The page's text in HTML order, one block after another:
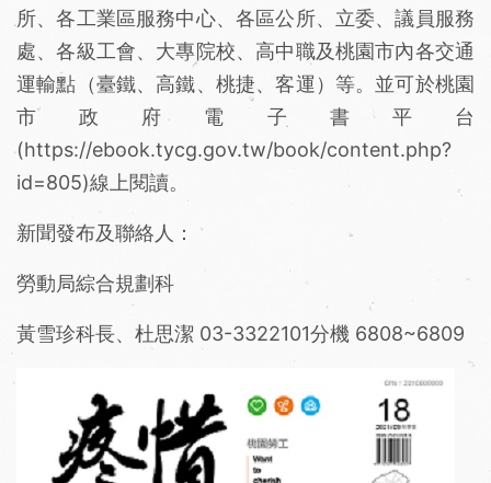
所、各工業區服務中心、各區公所、立委、議員服務
處、各級工會、大專院校、高中職及桃園市內各交通
運輸點（臺鐵、高鐵、桃捷、客運）等。並可於桃園
市政府電子書平台
(https://ebook.tycg.gov.tw/book/content.php?
id=805)線上閱讀。
新聞發布及聯絡人：
勞動局綜合規劃科
黃雪珍科長、杜思潔 03-3322101分機 6808~6809